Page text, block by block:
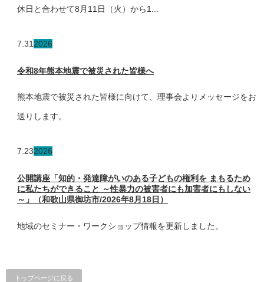
休日と合わせて8月11日（火）から1...
7.31 2026
令和8年熊本地震で被災された皆様へ
熊本地震で被災された皆様に向けて、理事会よりメッセージをお
送りします。
7.232026
公開講座「知的・発達障がいのある子どもの権利を まもるため
に私たちができること ～性暴力の被害者にも加害者にもしない
～」（和歌山県御坊市/2026年8月18日）
地域のセミナー・ワークショップ情報を更新しました。
トップページに戻る